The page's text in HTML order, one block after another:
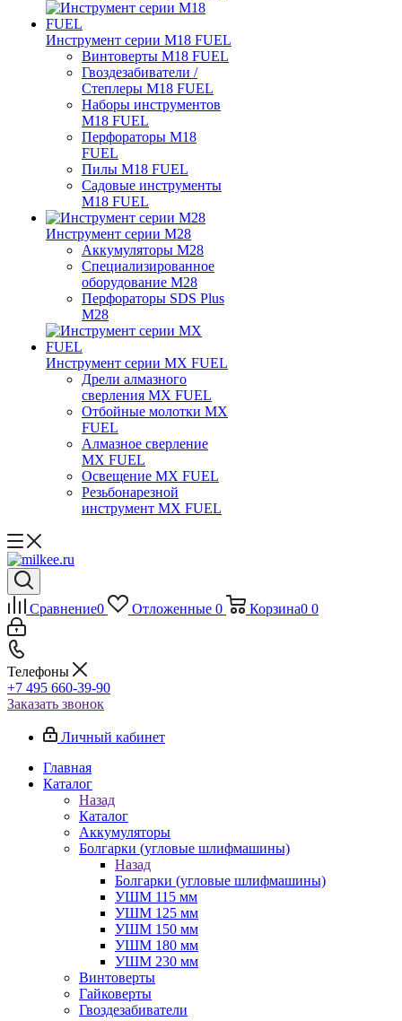
Инструмент серии M18 FUEL
Винтоверты M18 FUEL
Гвоздезабиватели /
Степлеры M18 FUEL
Наборы инструментов
M18 FUEL
Перфораторы M18
FUEL
Пилы M18 FUEL
Садовые инструменты
M18 FUEL
Инструмент серии M28
Аккумуляторы M28
Специализированное
оборудование M28
Перфораторы SDS Plus
M28
Инструмент серии MX FUEL
Дрели алмазного
сверления MX FUEL
Отбойные молотки MX
FUEL
Алмазное сверление
MX FUEL
Освещение MX FUEL
Резьбонарезной
инструмент MX FUEL
Сравнение0 Отложенные 0 Корзина0 0
Телефоны
+7 495 660-39-90
Заказать звонок
Личный кабинет
Главная
Каталог
Назад
Каталог
Аккумуляторы
Болгарки (угловые шлифмашины)
Назад
Болгарки (угловые шлифмашины)
УШМ 115 мм
УШМ 125 мм
УШМ 150 мм
УШМ 180 мм
УШМ 230 мм
Винтоверты
Гайковерты
Гвоздезабиватели